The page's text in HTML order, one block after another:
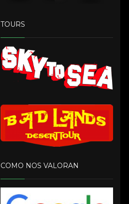
TOURS
COMO NOS VALORAN